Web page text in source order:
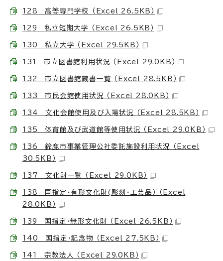
128 高等専門学校 （Excel 26.5KB）
129 私立短期大学 （Excel 26.5KB）
130 私立大学 （Excel 29.5KB）
131 市立図書館利用状況 （Excel 29.0KB）
132 市立図書館蔵書一覧 （Excel 28.5KB）
133 市民会館使用状況 （Excel 28.0KB）
134 文化会館使用及び入場状況 （Excel 28.5KB）
135 体育館及び武道館等使用状況 （Excel 29.0KB）
136 鈴鹿市事業管理公社委託施設利用状況 （Excel
30.5KB）
137 文化財一覧 （Excel 29.0KB）
138 国指定・有形文化財(彫刻・工芸品） （Excel
28.0KB）
139 国指定・無形文化財 （Excel 26.5KB）
140 国指定・記念物 （Excel 27.5KB）
141 宗教法人 （Excel 29.0KB）